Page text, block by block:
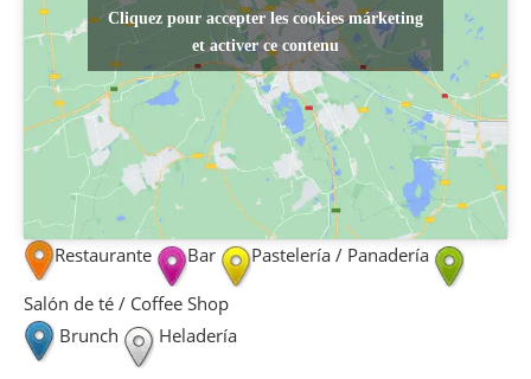
Cliquez pour accepter les cookies márketing
et activer ce contenu
Restaurante Bar Pastelería / Panadería
Salón de té / Coffee Shop
Brunch
Heladería